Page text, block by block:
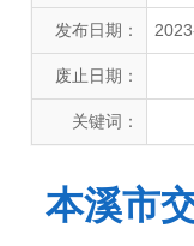
发布日期：
废止日期：
关键词：
本溪市